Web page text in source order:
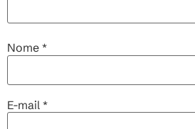
Nome *
E-mail *